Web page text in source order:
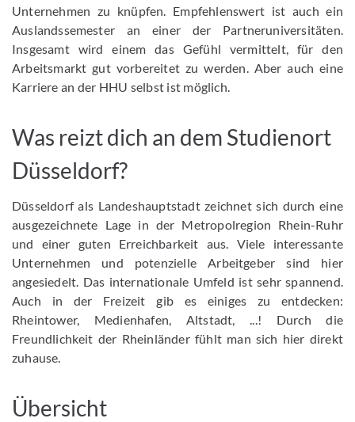
Unternehmen zu knüpfen. Empfehlenswert ist auch ein
Auslandssemester an einer der Partneruniversitäten.
Insgesamt wird einem das Gefühl vermittelt, für den
Arbeitsmarkt gut vorbereitet zu werden. Aber auch eine
Karriere an der HHU selbst ist möglich.
Was reizt dich an dem Studienort
Düsseldorf?
Düsseldorf als Landeshauptstadt zeichnet sich durch eine
ausgezeichnete Lage in der Metropolregion Rhein-Ruhr
und einer guten Erreichbarkeit aus. Viele interessante
Unternehmen und potenzielle Arbeitgeber sind hier
angesiedelt. Das internationale Umfeld ist sehr spannend.
Auch in der Freizeit gib es einiges zu entdecken:
Rheintower, Medienhafen, Altstadt, ...! Durch die
Freundlichkeit der Rheinländer fühlt man sich hier direkt
zuhause.
Übersicht